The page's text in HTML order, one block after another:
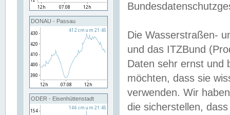
DONAU - Passau
ODER - Eisenhüttenstadt
Die Wasserstraßen-
und das ITZBund
Daten sehr ernst und
möchten, dass sie
verwenden. Wir
die sicherstellen,